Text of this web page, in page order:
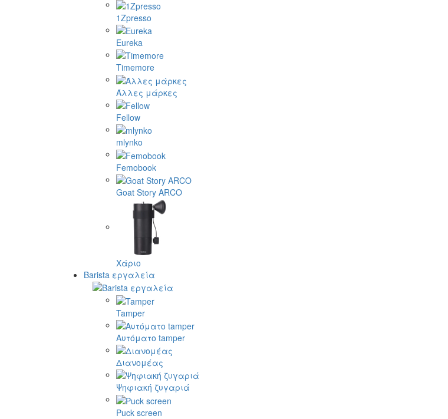
1Zpresso
Eureka
Timemore
Άλλες μάρκες
Fellow
mlynko
Femobook
Goat Story ARCO
Χάριο
Barista εργαλεία
Tamper
Αυτόματο tamper
Διανομέας
Ψηφιακή ζυγαριά
Puck screen